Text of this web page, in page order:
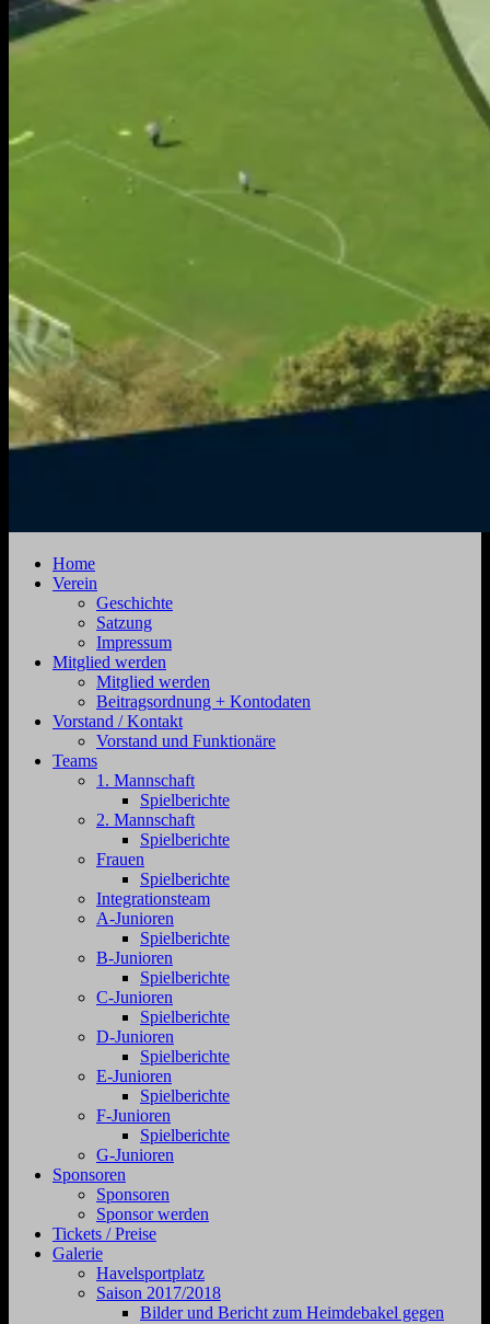
Zehdenick
Jahnstraße
Zehdenick
Home
Verein
Geschichte
Satzung
Impressum
Mitglied werden
Mitglied werden
Beitragsordnung + Kontodaten
Vorstand / Kontakt
Vorstand und Funktionäre
Teams
1. Mannschaft
Spielberichte
2. Mannschaft
Spielberichte
Frauen
Spielberichte
Integrationsteam
A-Junioren
Spielberichte
B-Junioren
Spielberichte
C-Junioren
Spielberichte
D-Junioren
Spielberichte
E-Junioren
Spielberichte
F-Junioren
Spielberichte
G-Junioren
Sponsoren
Sponsoren
Sponsor werden
Tickets / Preise
Galerie
Havelsportplatz
Saison 2017/2018
Bilder und Bericht zum Heimdebakel gegen